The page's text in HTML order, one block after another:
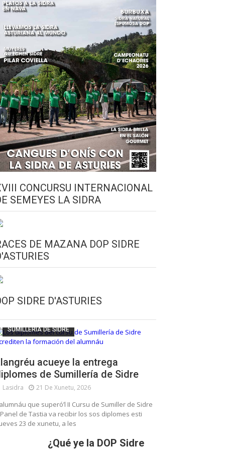
CONCURSU INTERNACIONAL
SEMEYES LA SIDRA
DE MAZANA DOP SIDRE
SIDRE D'ASTURIES
ESCUELA DE SUMILLERÍA DE LA SIDRE
SUMILLERÍA DE SIDRE
acueye la entrega
de Sumillería de Sidre
Lasidra 21 De Xunetu, 2026
que superó’l II Cursu de Sumiller de Sidre
de Tastia va recibir los sos diplomes esti
23 de xunetu, a les
¿Qué ye la DOP Sidre